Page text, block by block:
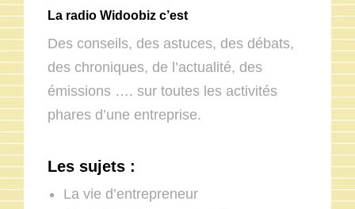
La radio Widoobiz c’est
Des conseils, des astuces, des débats,
des chroniques, de l’actualité, des
émissions …. sur toutes les activités
phares d’une entreprise.
Les sujets :
La vie d’entrepreneur